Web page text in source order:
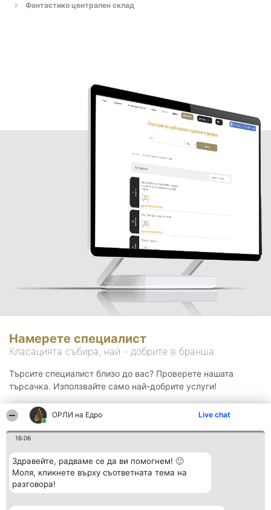
ОРЛИ на Едро Live chat
16:06
Здравейте, радваме се да ви помогнем! 🙂
Моля, кликнете върху съответната тема на
разговора!
Фантастико централен склад
Намерете специалист
Класацията събира, най - добрите в бранша.
Търсите специалист близо до вас? Проверете нашата
търсачка. Използвайте само най-добрите услуги!